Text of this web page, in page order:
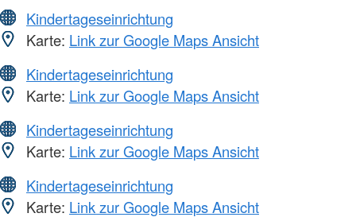
Kindertageseinrichtung
Karte: Link zur Google Maps Ansicht
Kindertageseinrichtung
Karte: Link zur Google Maps Ansicht
Kindertageseinrichtung
Karte: Link zur Google Maps Ansicht
Kindertageseinrichtung
Karte: Link zur Google Maps Ansicht